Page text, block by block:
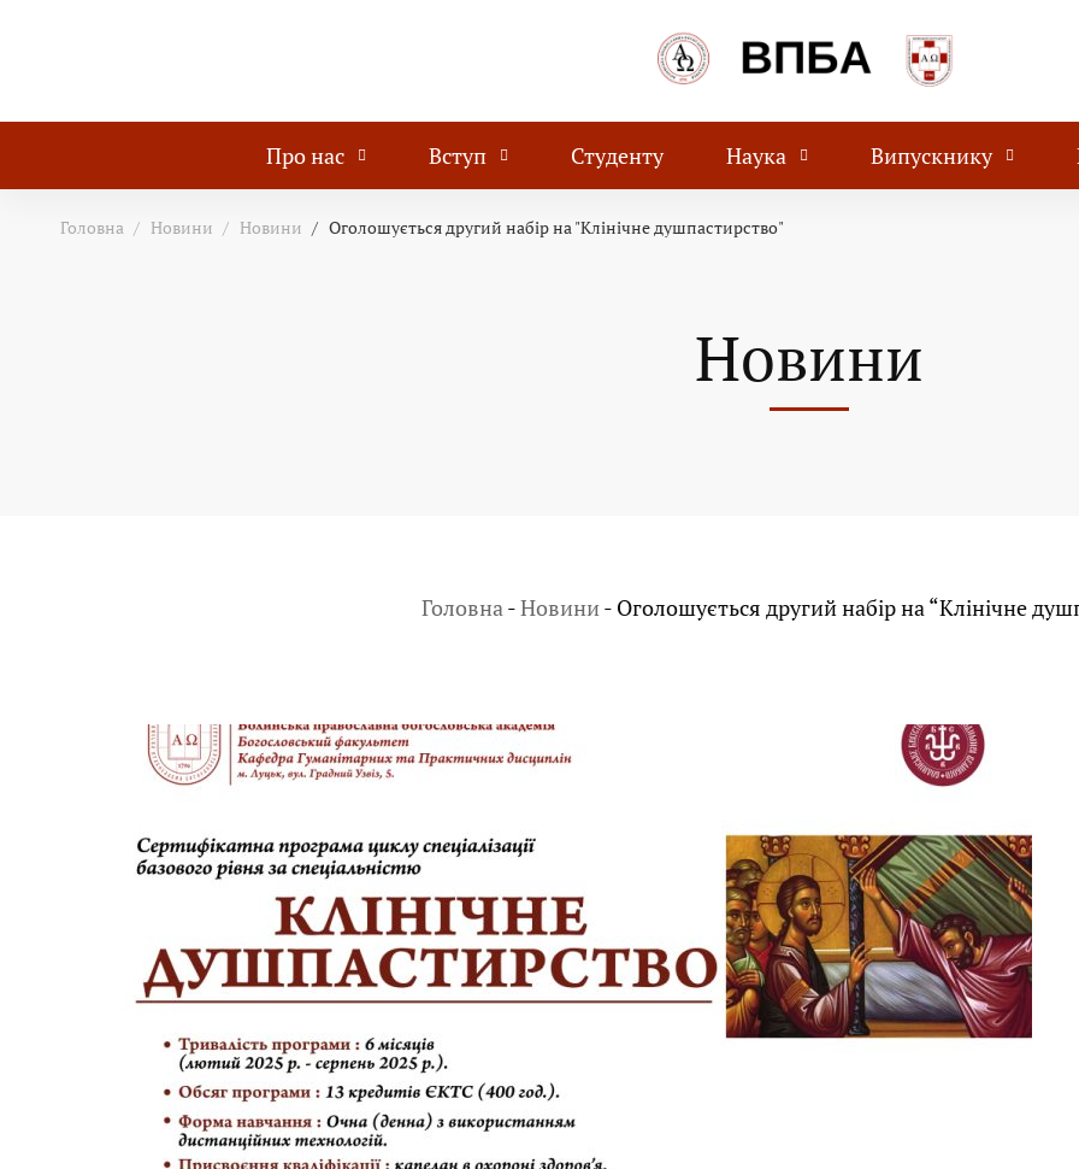
Про нас Вступ Студенту Наука Випускнику
Головна Новини Новини Оголошується другий набір на "Клінічне душпастирство"
Новини
Головна-Новини- Оголошується другий набір на “Клінічне